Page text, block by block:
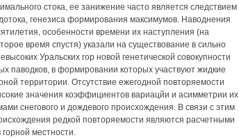
стока, ее занижение часто является следствием
генезиса формирования максимумов. Наводнения
особенности времени их наступления (на
время спустя) указали на существование в сильно
Уральских гор новой генетической совокупности
паводков, в формировании которых участвуют жидкие
территории. Отсутствие ежегодной повторяемости
значения коэффициентов вариацйи и асимметрии их
снегового и дождевого происхождения. В связи с этим
редкой повторяемости являются расчетными
местности.